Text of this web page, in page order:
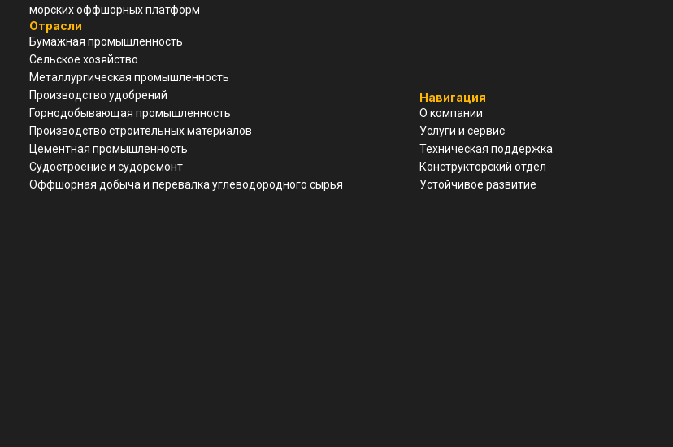
Навигация
О компании
Услуги и сервис
Техническая поддержка
Конструкторский отдел
Устойчивое развитие
морских оффшорных платформ
Отрасли
Бумажная промышленность
Сельское хозяйство
Металлургическая промышленность
Производство удобрений
Горнодобывающая промышленность
Производство строительных материалов
Цементная промышленность
Судостроение и судоремонт
Оффшорная добыча и перевалка углеводородного сырья